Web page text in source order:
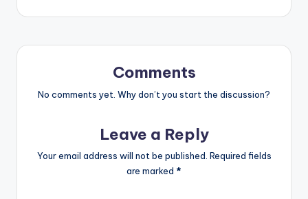
Comments
No comments yet. Why don’t you start the discussion?
Leave a Reply
Your email address will not be published. Required fields
are marked *